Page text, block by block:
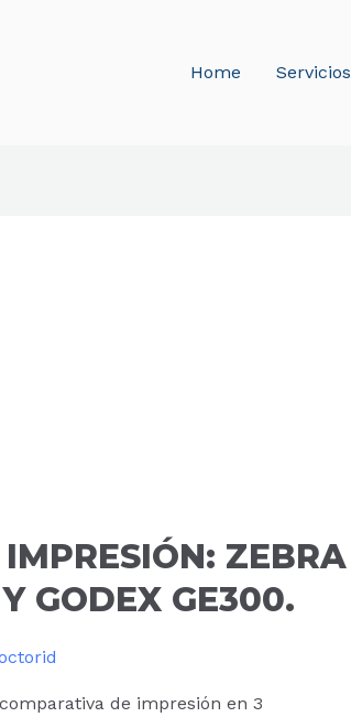
Home Servicios
ZEBRA
GODEX GE300.
de impresión en 3